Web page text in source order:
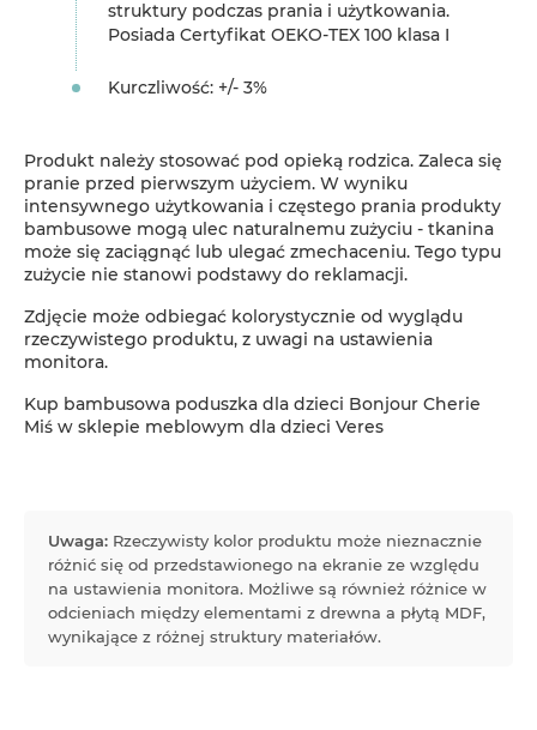
struktury podczas prania i użytkowania.
Posiada Certyfikat OEKO-TEX 100 klasa I
Kurczliwość: +/- 3%
Produkt należy stosować pod opieką rodzica. Zaleca się
pranie przed pierwszym użyciem. W wyniku
intensywnego użytkowania i częstego prania produkty
bambusowe mogą ulec naturalnemu zużyciu - tkanina
może się zaciągnąć lub ulegać zmechaceniu. Tego typu
zużycie nie stanowi podstawy do reklamacji.
Zdjęcie może odbiegać kolorystycznie od wyglądu
rzeczywistego produktu, z uwagi na ustawienia
monitora.
Kup bambusowa poduszka dla dzieci Bonjour Cherie
Miś w sklepie meblowym dla dzieci Veres
Uwaga: Rzeczywisty kolor produktu może nieznacznie
różnić się od przedstawionego na ekranie ze względu
na ustawienia monitora. Możliwe są również różnice w
odcieniach między elementami z drewna a płytą MDF,
wynikające z różnej struktury materiałów.